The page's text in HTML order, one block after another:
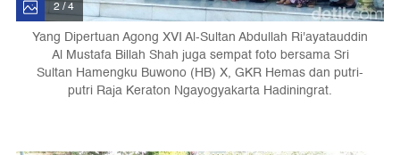
2 / 4
Yang Dipertuan Agong XVI Al-Sultan Abdullah Ri'ayatauddin
Al Mustafa Billah Shah juga sempat foto bersama Sri
Sultan Hamengku Buwono (HB) X, GKR Hemas dan putri-
putri Raja Keraton Ngayogyakarta Hadiningrat.